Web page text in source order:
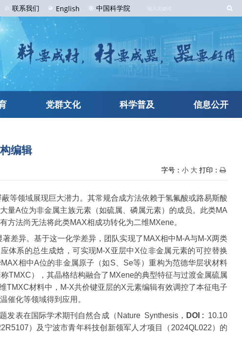
联系我们 English 中国科学院
党群文化 科学普及 信息公开
编辑
字号： 小 大 打印：
等领域展现巨大潜力。其常规合成方法依赖于氢氟酸或路易斯酸
量A位为非金属主族元素（如硫属、磷属元素）的成员。此类MA
法尚无法将此类MAX相成功转化为二维MXene。
差异。基于这一化学差异，团队实现了MAX相中M-A与M-X两类
体系的总生成焓，可实现M-X亚层中X位非金属元素的可控替换
相中A位的非金属原子（如S、Se等）重构为范德华层状材料
），其晶格结构融合了MXene的典型特征与过渡金属硫属
材料中，M-X共价键亚层的X元素编辑有效调控了本征电子
催化等领域得到应用。
发表在国际学术期刊自然合成（Nature Synthesis， DOI : 10.10
）及宁波市青年科技创新领军人才项目（2024QL022）的